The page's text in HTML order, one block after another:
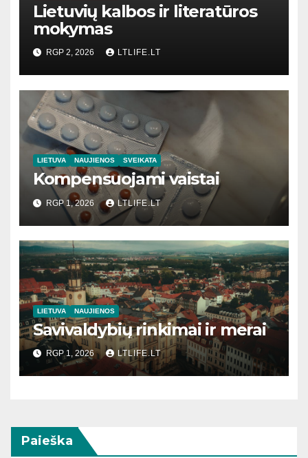
Lietuvių kalbos ir literatūros
mokymas
RGP 2, 2026 LTLIFE.LT
LIETUVA NAUJIENOS SVEIKATA
Kompensuojami vaistai
RGP 1, 2026 LTLIFE.LT
LIETUVA NAUJIENOS
Savivaldybių rinkimai ir merai
RGP 1, 2026 LTLIFE.LT
Paieška